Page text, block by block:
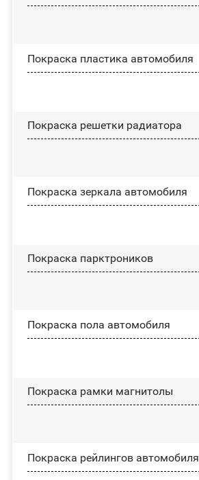
Покраска пластика автомобиля
Покраска решетки радиатора
Покраска зеркала автомобиля
Покраска парктроников
Покраска пола автомобиля
Покраска рамки магнитолы
Покраска рейлингов автомобиля